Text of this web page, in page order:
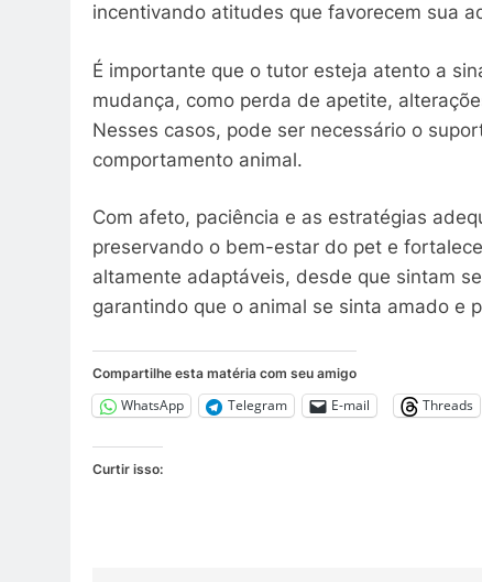
incentivando atitudes que favorecem sua
É importante que o tutor esteja atento a
mudança, como perda de apetite,
Nesses casos, pode ser necessário o
comportamento animal.
Com afeto, paciência e as estratégias
preservando o bem-estar do pet e
altamente adaptáveis, desde que sintam
garantindo que o animal se sinta amado e
Compartilhe esta matéria com seu amigo
WhatsApp Telegram E-mail Threads
Curtir isso: